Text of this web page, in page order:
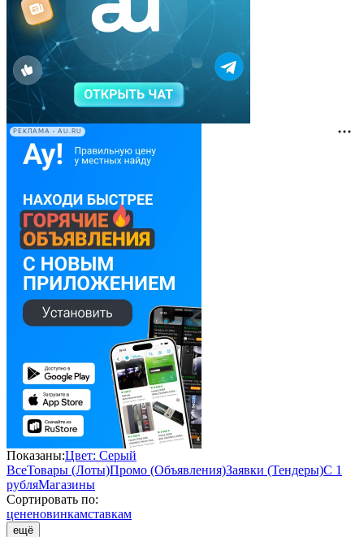
РЕКЛАМА • AU.RU
Показаны:Цвет: Серый
ВсеТовары (Лоты)Промо (Объявления)Заявки (Тендеры)С 1
рубляМагазины
Сортировать по:
цененовинкамставкам
ещё